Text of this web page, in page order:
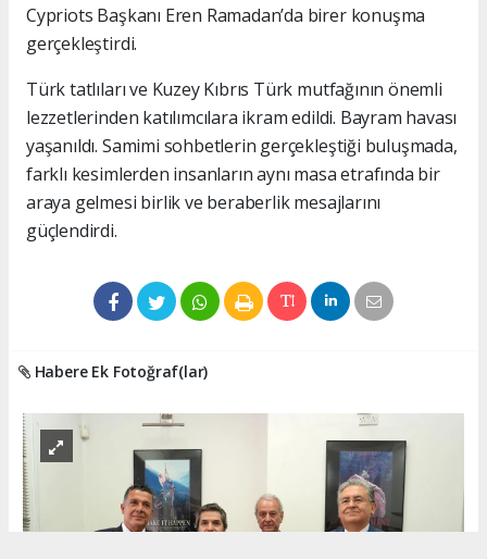
Cypriots Başkanı Eren Ramadan’da birer konuşma
gerçekleştirdi.
Türk tatlıları ve Kuzey Kıbrıs Türk mutfağının önemli
lezzetlerinden katılımcılara ikram edildi. Bayram havası
yaşanıldı. Samimi sohbetlerin gerçekleştiği buluşmada,
farklı kesimlerden insanların aynı masa etrafında bir
araya gelmesi birlik ve beraberlik mesajlarını
güçlendirdi.
Habere Ek Fotoğraf(lar)